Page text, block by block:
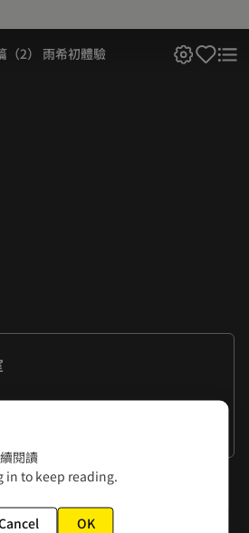
（2） 雨希初體驗
特別篇（3） 無中限新春特
閱讀
in to keep reading.
OK